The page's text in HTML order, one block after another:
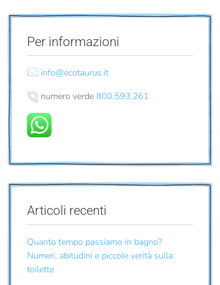
Per informazioni
info@ecotaurus.it
numero verde 800.593.261
Articoli recenti
Quanto tempo passiamo in bagno?
Numeri, abitudini e piccole verità sulla
toilette